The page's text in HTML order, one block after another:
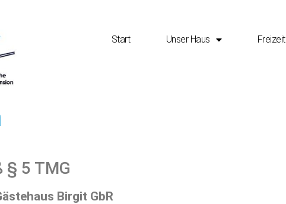
Start Unser Haus Freizeit
§ 5 TMG
Birgit GbR